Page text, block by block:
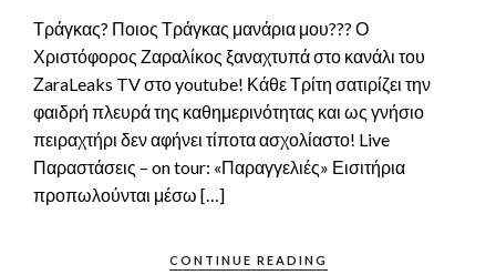
Τράγκας? Ποιος Τράγκας μανάρια μου??? Ο
Χριστόφορος Ζαραλίκος ξαναχτυπά στο κανάλι του
ΖaraLeaks TV στο youtube! Κάθε Τρίτη σατιρίζει την
φαιδρή πλευρά της καθημερινότητας και ως γνήσιο
πειραχτήρι δεν αφήνει τίποτα ασχολίαστο! Live
Παραστάσεις – on tour: «Παραγγελιές» Εισιτήρια
προπωλούνται μέσω […]
CONTINUE READING